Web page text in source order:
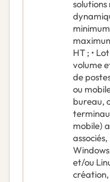
solutions
HT ; •
volume
de
ou
bureau,
mobile)
et/ou
création,